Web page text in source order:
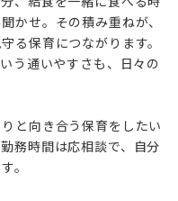
かせ。その積み重ねが、
る保育につながります。
う通いやすさも、日々の
と向き合う保育をしたい
務時間は応相談で、自分
。